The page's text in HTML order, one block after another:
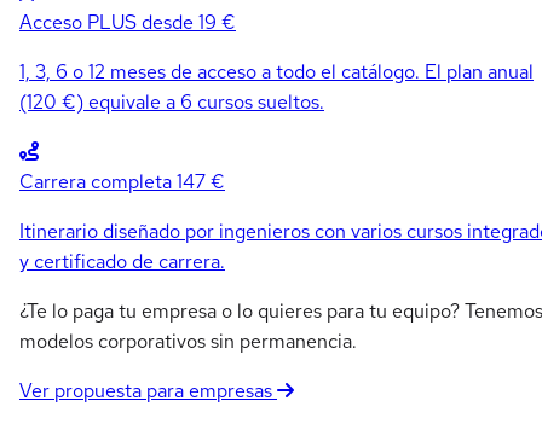
Acceso PLUS desde 19 €
1, 3, 6 o 12 meses de acceso a todo el catálogo. El plan anual
(120 €) equivale a 6 cursos sueltos.
Carrera completa147 €
Itinerario diseñado por ingenieros con varios cursos
y certificado de carrera.
¿Te lo paga tu empresa o lo quieres para tu equipo? Tenemos
modelos corporativos sin permanencia.
Ver propuesta para empresas